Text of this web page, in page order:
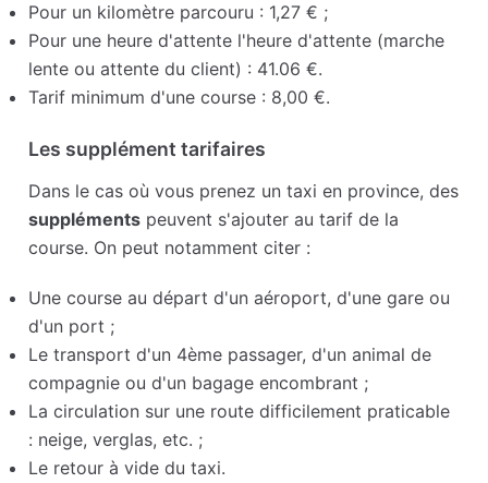
Pour un kilomètre parcouru : 1,27 € ;
Pour une heure d'attente l'heure d'attente (marche
lente ou attente du client) : 41.06 €.
Tarif minimum d'une course : 8,00 €.
Les supplément tarifaires
Dans le cas où vous prenez un taxi en province, des
suppléments peuvent s'ajouter au tarif de la
course. On peut notamment citer :
Une course au départ d'un aéroport, d'une gare ou
d'un port ;
Le transport d'un 4ème passager, d'un animal de
compagnie ou d'un bagage encombrant ;
La circulation sur une route difficilement praticable
: neige, verglas, etc. ;
Le retour à vide du taxi.